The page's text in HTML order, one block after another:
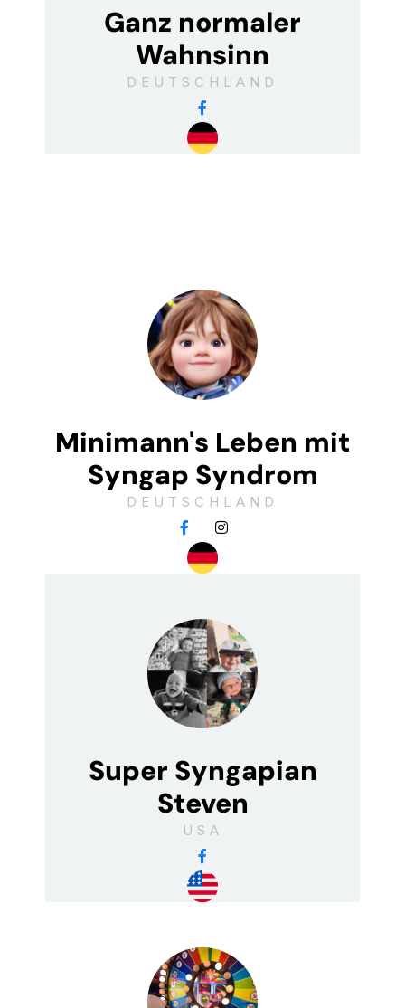
Ganz normaler
Wahnsinn
DEUTSCHLAND
Minimann's Leben mit
Syngap Syndrom
DEUTSCHLAND
Super Syngapian
Steven
USA